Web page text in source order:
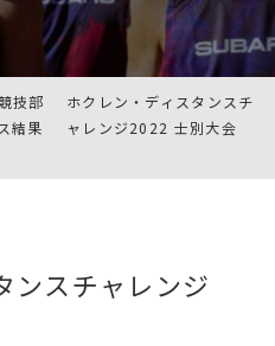
技部
結果
ホクレン・ディスタンスチ
ャレンジ2022 士別大会
ンスチャレンジ